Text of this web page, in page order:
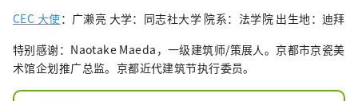
CEC 大使：广濑亮 大学：同志社大学 院系：法学院 出生地：迪拜
特别感谢：Naotake Maeda，一级建筑师/策展人。京都市京瓷美
术馆企划推广总监。京都近代建筑节执行委员。